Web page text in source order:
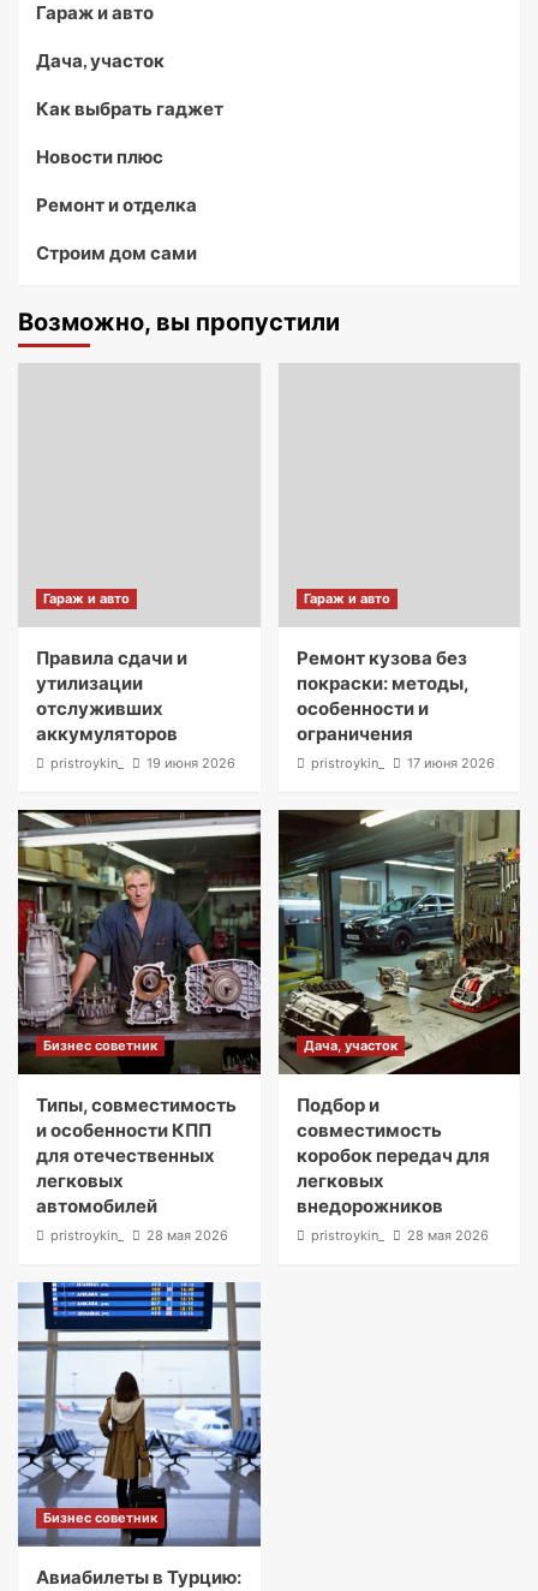
Гараж и авто
Дача, участок
Как выбрать гаджет
Новости плюс
Ремонт и отделка
Строим дом сами
Возможно, вы пропустили
Гараж и авто
Правила сдачи и
утилизации
отслуживших
аккумуляторов
pristroykin_ 19 июня 2026
Гараж и авто
Ремонт кузова без
покраски: методы,
особенности и
ограничения
pristroykin_ 17 июня 2026
Бизнес советник
Типы, совместимость
и особенности КПП
для отечественных
легковых
автомобилей
pristroykin_ 28 мая 2026
Дача, участок
Подбор и
совместимость
коробок передач для
легковых
внедорожников
pristroykin_ 28 мая 2026
Бизнес советник
Авиабилеты в Турцию: